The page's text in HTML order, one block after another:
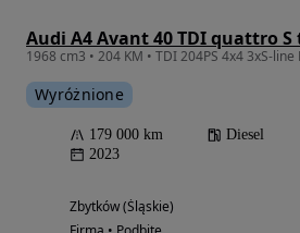
Audi A4 Avant 40 TDI quattro
Wyróżnione
179 000 km Diesel
2023
Zbytków (Śląskie)